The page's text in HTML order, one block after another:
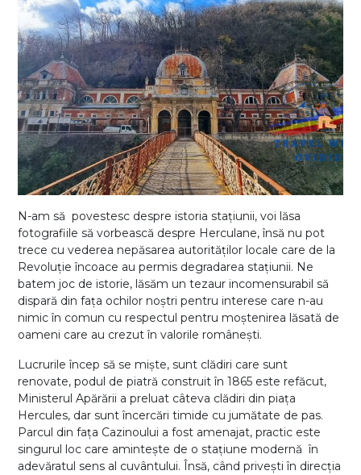
N-am să povestesc despre istoria stațiunii, voi lăsa
fotografiile să vorbească despre Herculane, însă nu pot
trece cu vederea nepăsarea autorităților locale care de la
Revoluție încoace au permis degradarea stațiunii. Ne
batem joc de istorie, lăsăm un tezaur incomensurabil să
dispară din fața ochilor noștri pentru interese care n-au
nimic în comun cu respectul pentru moștenirea lăsată de
oameni care au crezut în valorile românești.
Lucrurile încep să se miște, sunt clădiri care sunt
renovate, podul de piatră construit în 1865 este refăcut,
Ministerul Apărării a preluat câteva clădiri din piața
Hercules, dar sunt încercări timide cu jumătate de pas.
Parcul din fața Cazinoului a fost amenajat, practic este
singurul loc care amintește de o stațiune modernă în
adevăratul sens al cuvântului. Însă, când privești în direcția